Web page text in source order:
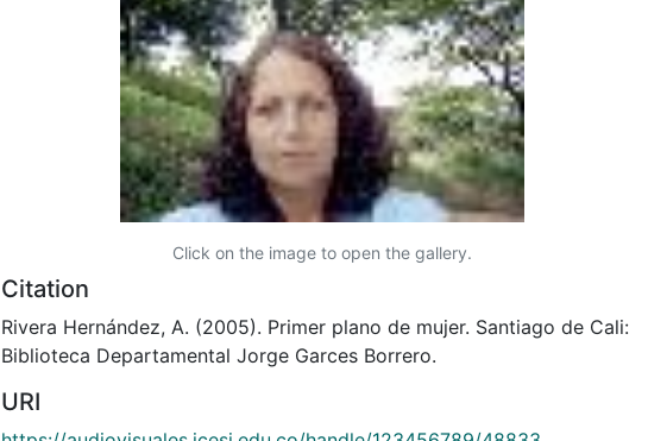
Click on the image to open the gallery.
Citation
Rivera Hernández, A. (2005). Primer plano de mujer. Santiago de Cali:
Biblioteca Departamental Jorge Garces Borrero.
URI